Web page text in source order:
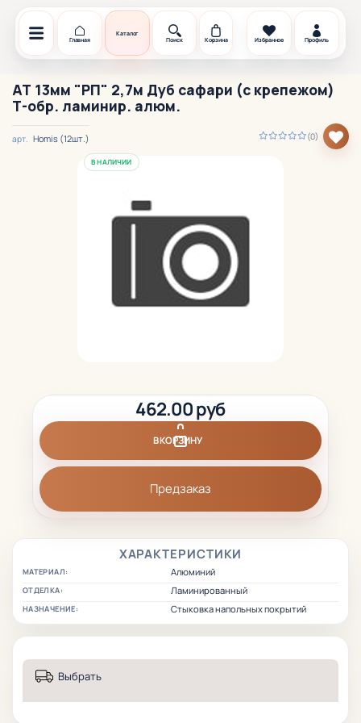
Главная
Каталог
Поиск
Корзина Избранное Профиль
АТ 13мм "РП" 2,7м Дуб сафари (с крепежом)
Т-обр. ламинир. алюм.
(0)
арт. Homis (12шт.)
В НАЛИЧИИ
ХАРАКТЕРИСТИКИ
МАТЕРИАЛ: Алюминий
ОТДЕЛКА: Ламинированный
НАЗНАЧЕНИЕ: Стыковка напольных покрытий
462.00 руб
В КОРЗИНУ
Предзаказ
Выбрать